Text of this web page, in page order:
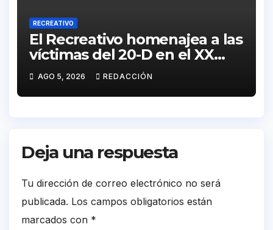
RECREATIVO
El Recreativo homenajea a las
víctimas del 20-D en el XX
aniversario de la tragedia
AGO 5, 2026 REDACCIÓN
Deja una respuesta
Tu dirección de correo electrónico no será
publicada. Los campos obligatorios están
marcados con *